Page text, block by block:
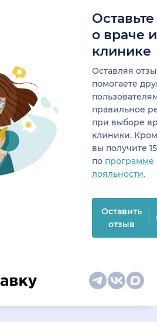
о враче
клинике
Оставляя
помогаете
правильное
при выборе
клиники.
вы получите
по программе
лояльности.
Оставить
отзыв